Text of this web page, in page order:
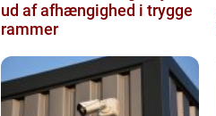
ud af afhængighed i trygge
rammer